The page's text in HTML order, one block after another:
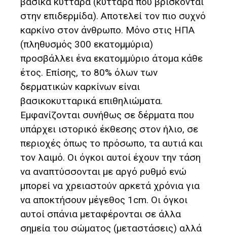
στην επιδερμίδα). Αποτελεί τον πιο συχνό
καρκίνο στον άνθρωπο. Μόνο στις ΗΠΑ
(πληθυσμός 300 εκατομμύρια)
προσβάλλει ένα εκατομμύριο άτομα κάθε
έτος. Επίσης, το 80% όλων των
δερματικών καρκίνων είναι
βασικοκυτταρικά επιθηλιώματα.
Εμφανίζονται συνήθως σε δέρματα που
υπάρχει ιστορικό έκθεσης στον ήλιο, σε
περιοχές όπως το πρόσωπο, τα αυτιά και
τον λαιμό. Οι όγκοι αυτοί έχουν την τάση
να αναπτύσσονται με αργό ρυθμό ενώ
μπορεί να χρειαστούν αρκετά χρόνια για
να αποκτήσουν μέγεθος 1cm. Οι όγκοι
αυτοί σπάνια μεταφέρονται σε άλλα
σημεία του σώματος (μεταστάσεις) αλλά